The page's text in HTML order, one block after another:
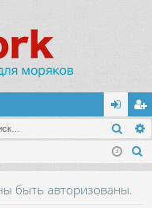
хо
д
ег
ис
быть авторизованы.